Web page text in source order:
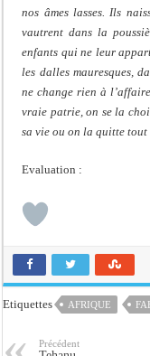
nos âmes lasses. Ils
vautrent dans la
enfants qui ne leur
les dalles mauresques,
ne change rien à
vraie patrie, on se la
sa vie ou on la quitte tout
Evaluation :
Etiquettes AFRIQUE
Précédent